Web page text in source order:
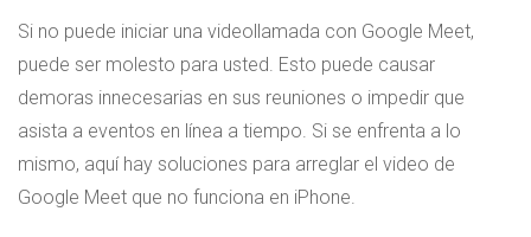
Si no puede iniciar una videollamada con Google Meet,
puede ser molesto para usted. Esto puede causar
demoras innecesarias en sus reuniones o impedir que
asista a eventos en línea a tiempo. Si se enfrenta a lo
mismo, aquí hay soluciones para arreglar el video de
Google Meet que no funciona en iPhone.